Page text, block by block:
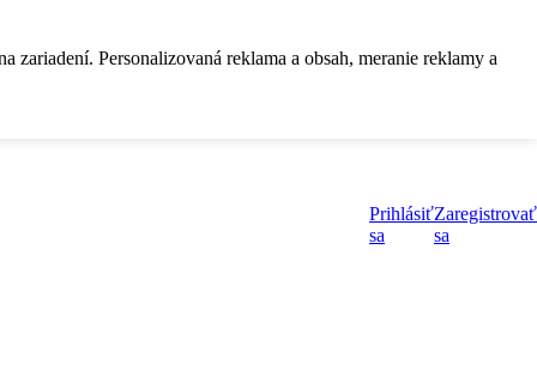
Personalizovaná reklama a obsah, meranie reklamy a
Prihlásiť
sa
Zaregistrovať
sa